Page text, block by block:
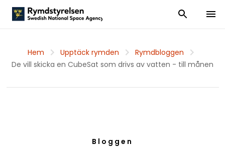
Visa och dölj
Visa
Hem Upptäck rymden
Rymdbloggen
De vill skicka en CubeSat som drivs av vatten - till månen
Bloggen